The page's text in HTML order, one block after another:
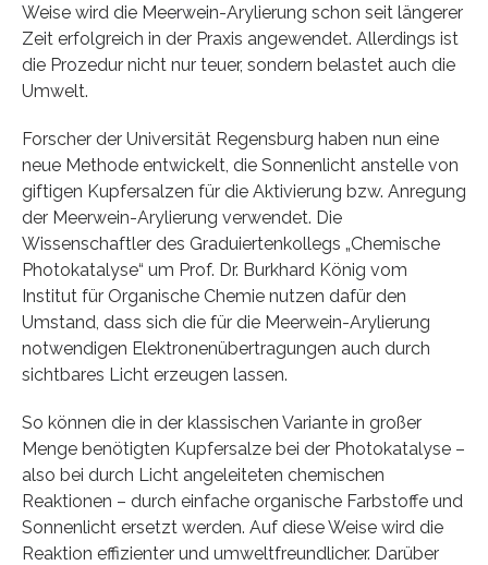
Weise wird die Meerwein-Arylierung schon seit längerer
Zeit erfolgreich in der Praxis angewendet. Allerdings ist
die Prozedur nicht nur teuer, sondern belastet auch die
Umwelt.
Forscher der Universität Regensburg haben nun eine
neue Methode entwickelt, die Sonnenlicht anstelle von
giftigen Kupfersalzen für die Aktivierung bzw. Anregung
der Meerwein-Arylierung verwendet. Die
Wissenschaftler des Graduiertenkollegs „Chemische
Photokatalyse“ um Prof. Dr. Burkhard König vom
Institut für Organische Chemie nutzen dafür den
Umstand, dass sich die für die Meerwein-Arylierung
notwendigen Elektronenübertragungen auch durch
sichtbares Licht erzeugen lassen.
So können die in der klassischen Variante in großer
Menge benötigten Kupfersalze bei der Photokatalyse –
also bei durch Licht angeleiteten chemischen
Reaktionen – durch einfache organische Farbstoffe und
Sonnenlicht ersetzt werden. Auf diese Weise wird die
Reaktion effizienter und umweltfreundlicher. Darüber